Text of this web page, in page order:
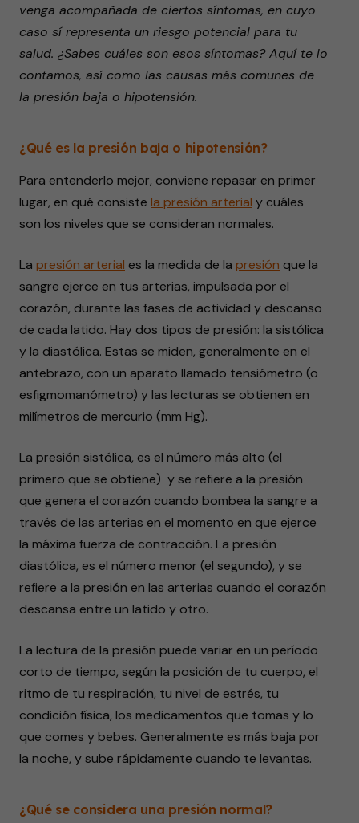
seconds
venga acompañada de ciertos síntomas, en cuyo
caso sí representa un riesgo potencial para tu
salud. ¿Sabes cuáles son esos síntomas? Aquí te lo
contamos, así como las causas más comunes de
la presión baja o hipotensión.
¿Qué es la presión baja o hipotensión?
Para entenderlo mejor, conviene repasar en primer
lugar, en qué consiste la presión arterial y cuáles
son los niveles que se consideran normales.
La presión arterial es la medida de la presión que la
sangre ejerce en tus arterias, impulsada por el
corazón, durante las fases de actividad y descanso
de cada latido. Hay dos tipos de presión: la sistólica
y la diastólica. Estas se miden, generalmente en el
antebrazo, con un aparato llamado tensiómetro (o
esfigmomanómetro) y las lecturas se obtienen en
milímetros de mercurio (mm Hg).
La presión sistólica, es el número más alto (el
primero que se obtiene) y se refiere a la presión
que genera el corazón cuando bombea la sangre a
través de las arterias en el momento en que ejerce
la máxima fuerza de contracción. La presión
diastólica, es el número menor (el segundo), y se
refiere a la presión en las arterias cuando el corazón
descansa entre un latido y otro.
La lectura de la presión puede variar en un período
corto de tiempo, según la posición de tu cuerpo, el
ritmo de tu respiración, tu nivel de estrés, tu
condición física, los medicamentos que tomas y lo
que comes y bebes. Generalmente es más baja por
la noche, y sube rápidamente cuando te levantas.
¿Qué se considera una presión normal?